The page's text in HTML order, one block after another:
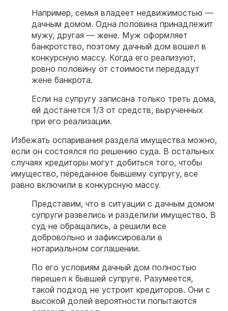
Например, семья владеет недвижимостью —
дачным домом. Одна половина принадлежит
мужу, другая — жене. Муж оформляет
банкротство, поэтому дачный дом вошел в
конкурсную массу. Когда его реализуют,
ровно половину от стоимости передадут
жене банкрота.
Если на супругу записана только треть дома,
ей достанется 1/3 от средств, вырученных
при его реализации.
Избежать оспаривания раздела имущества можно,
если он состоялся по решению суда. В остальных
случаях кредиторы могут добиться того, чтобы
имущество, переданное бывшему супругу, все
равно включили в конкурсную массу.
Представим, что в ситуации с дачным домом
супруги развелись и разделили имущество. В
суд не обращались, а решили все
добровольно и зафиксировали в
нотариальном соглашении.
По его условиям дачный дом полностью
перешел к бывшей супруге. Разумеется,
такой подход не устроит кредиторов. Они с
высокой долей вероятности попытаются